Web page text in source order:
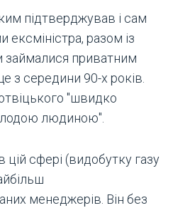
підтверджував і сам
разом із
приватним
з середини 90-х років.
"швидко
людиною".
сфері (видобутку газу
менеджерів. Він без